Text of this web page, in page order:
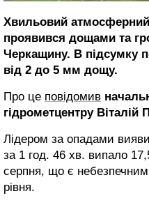
Хвильовий
проявився дощами та
Черкащину. В підсумку
від 2 до 5 мм дощу.
Про це повідомив
гідрометцентру Віталій
Лідером за опадами
за 1 год. 46 хв. випало
серпня, що є небезпечним
рівня.